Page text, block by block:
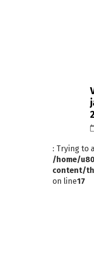
: Trying to
/home/
content/
on line17